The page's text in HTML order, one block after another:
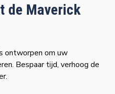
de Maverick
ontworpen om uw
Bespaar tijd, verhoog de